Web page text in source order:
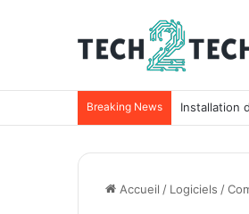
Breaking News Installation
Accueil / Logiciels /